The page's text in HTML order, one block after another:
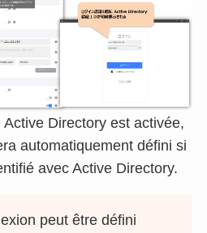
Directory est activée,
automatiquement défini si
avec Active Directory.
peut être défini